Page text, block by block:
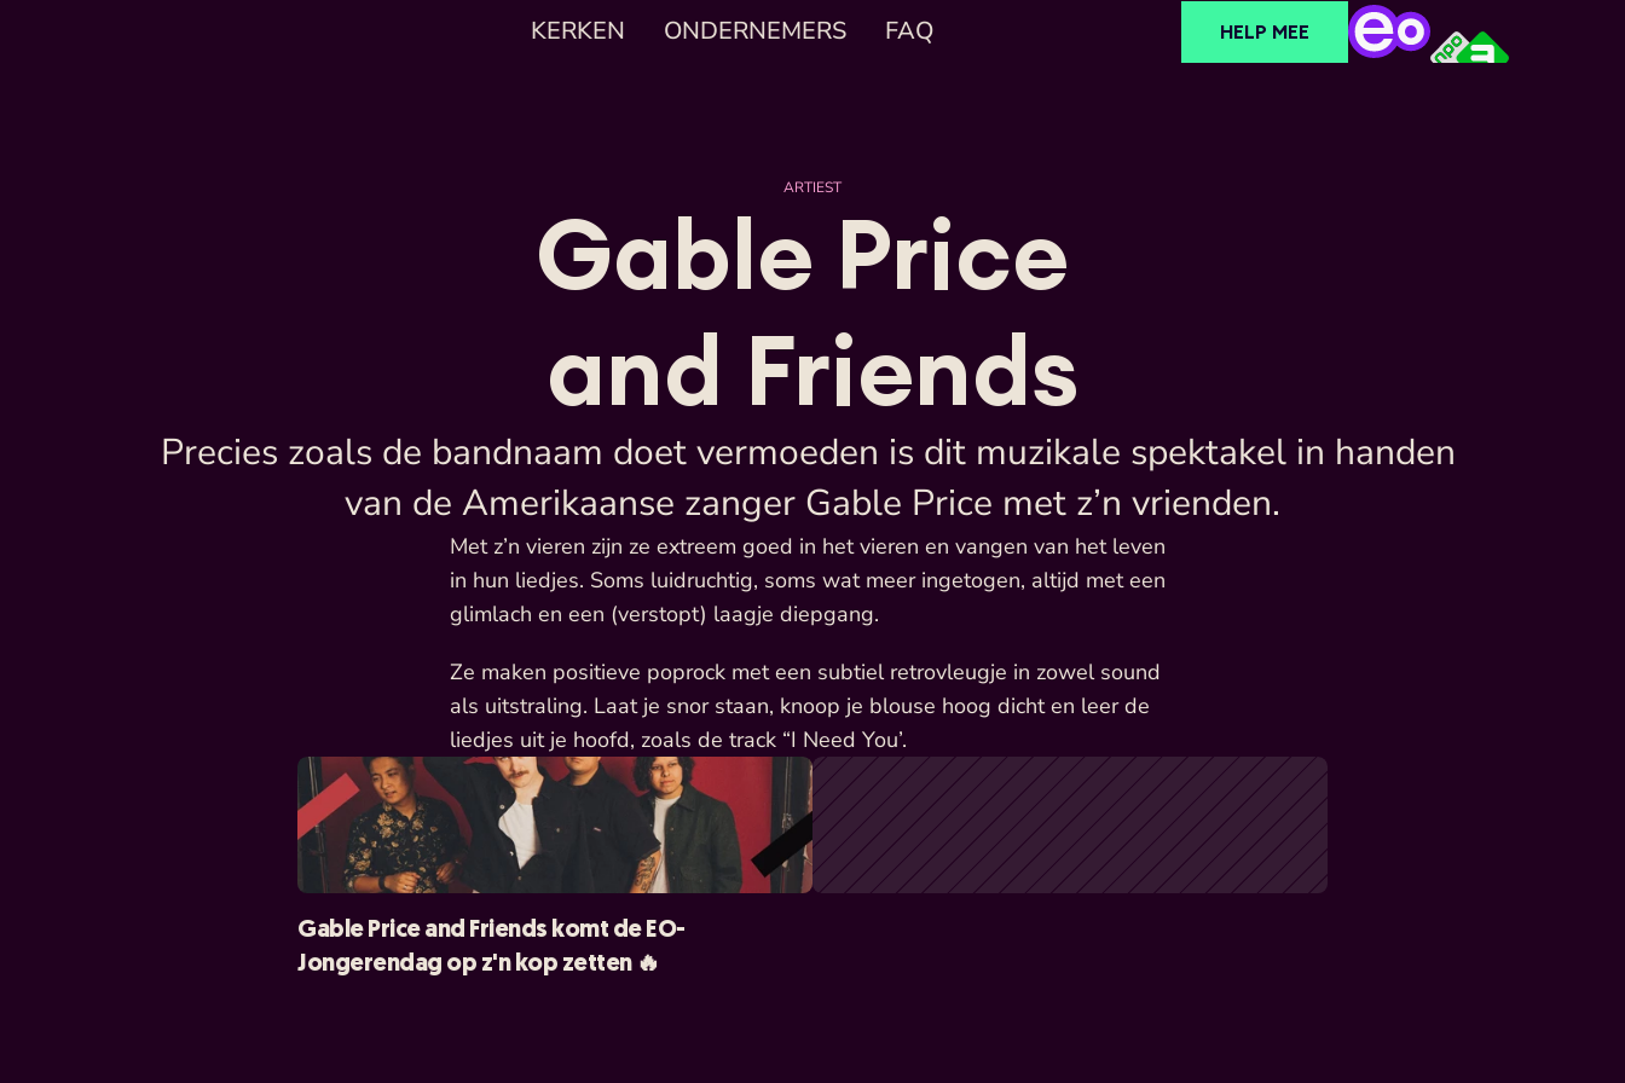
ONDERNEMERS
KERKEN FAQ HELP MEE
ARTIEST
Gable Price
and Friends
Precies zoals de bandnaam doet vermoeden is dit muzikale spektakel in handen
van de Amerikaanse zanger Gable Price met z’n vrienden.
Met z’n vieren zijn ze extreem goed in het vieren en vangen van het leven
in hun liedjes. Soms luidruchtig, soms wat meer ingetogen, altijd met een
glimlach en een (verstopt) laagje diepgang.
Ze maken positieve poprock met een subtiel retrovleugje in zowel sound
als uitstraling. Laat je snor staan, knoop je blouse hoog dicht en leer de
liedjes uit je hoofd, zoals de track “I Need You’.
Gable Price and Friends komt de EO-
Jongerendag op z'n kop zetten 🔥